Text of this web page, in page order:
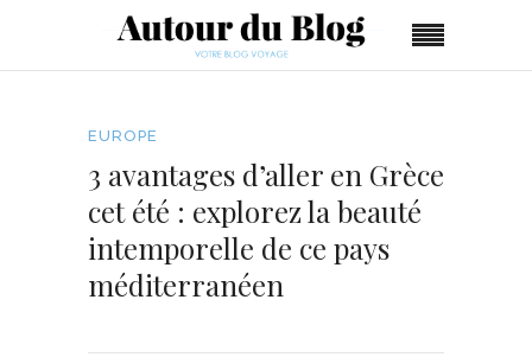
EUROPE
3 avantages d’aller en Grèce
cet été : explorez la beauté
intemporelle de ce pays
méditerranéen